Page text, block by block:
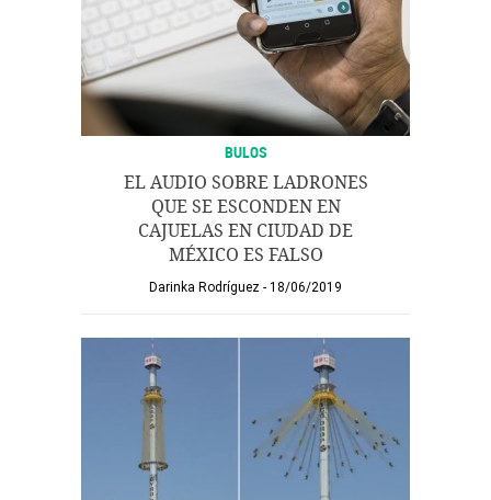
BULOS
EL AUDIO SOBRE LADRONES
QUE SE ESCONDEN EN
CAJUELAS EN CIUDAD DE
MÉXICO ES FALSO
Darinka Rodríguez 18/06/2019